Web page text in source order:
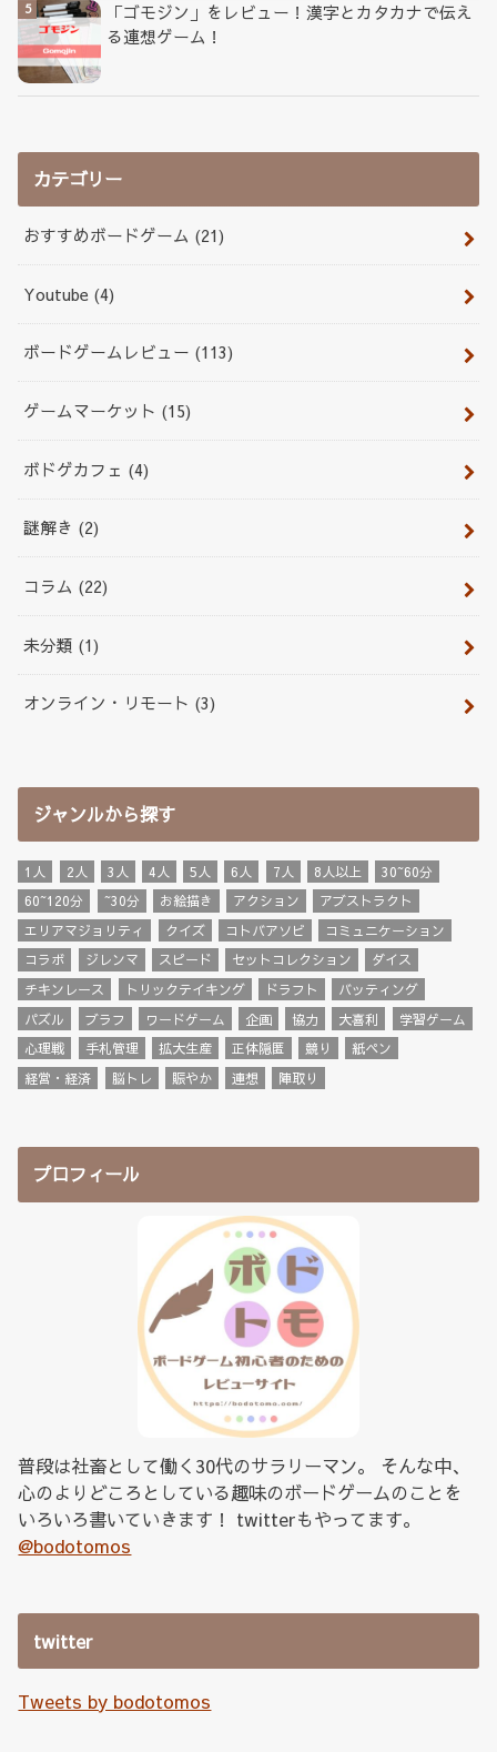
「ゴモジン」をレビュー！漢字とカタカナで伝え
る連想ゲーム！
カテゴリー
おすすめボードゲーム (21)
Youtube (4)
ボードゲームレビュー (113)
ゲームマーケット (15)
ボドゲカフェ (4)
謎解き (2)
コラム (22)
未分類 (1)
オンライン・リモート (3)
ジャンルから探す
1人 2人 3人 4人 5人 6人 7人 8人以上
30~60分
60~120分
~30分 お絵描き アクション
アブストラクト
エリアマジョリティ
クイズ コトバアソビ
コミュニケーション
コラボ
ジレンマ スピード セットコレクション
ダイス
チキンレース
トリックテイキング ドラフト
バッティング
パズル
ブラフ ワードゲーム 企画 協力 大喜利
学習ゲーム
心理戦
手札管理 拡大生産 正体隠匿 競り
紙ペン
経営・経済
脳トレ 賑やか 連想 陣取り
プロフィール
普段は社畜として働く30代のサラリーマン。 そんな中、
心のよりどころとしている趣味のボードゲームのことを
いろいろ書いていきます！ twitterもやってます。
@bodotomos
twitter
Tweets by bodotomos